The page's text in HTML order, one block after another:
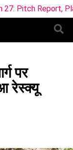
Playing XI &
पर
रेस्क्यू